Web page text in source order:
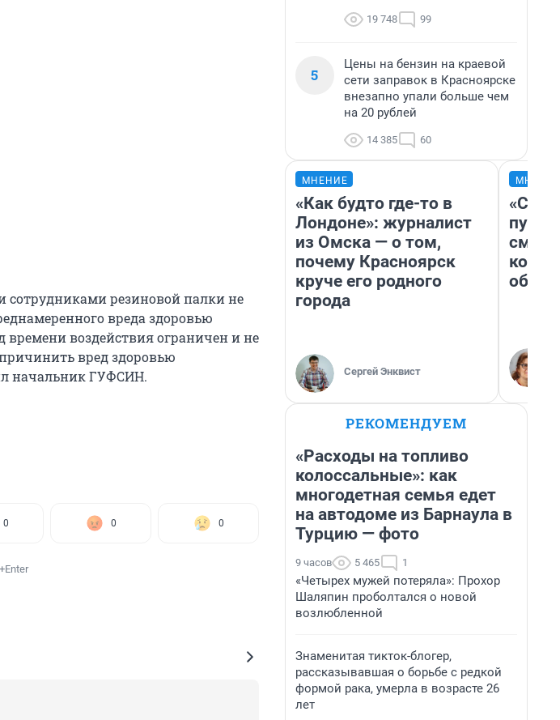
резиновой палки не
вреда здоровью
времени воздействия ограничен и не
вред здоровью
начальник ГУФСИН.
0 0 0
19 748 99
5
Цены на бензин на краевой
сети заправок в Красноярске
внезапно упали больше чем
на 20 рублей
14 385 60
МНЕНИЕ
«Как будто где-то в
Лондоне»: журналист
из Омска — о том,
почему Красноярск
круче его родного
города
Сергей Энквист
РЕКОМЕНДУЕМ
«Расходы на топливо
колоссальные»: как
многодетная семья едет
на автодоме из Барнаула в
Турцию — фото
9 часов 5 465 1
«Четырех мужей потеряла»: Прохор
Шаляпин проболтался о новой
возлюбленной
Знаменитая тикток-блогер,
рассказывавшая о борьбе с редкой
формой рака, умерла в возрасте 26
лет